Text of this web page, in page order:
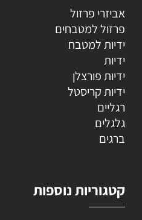
אביזרי פרזול
פרזול למטבחים
ידיות למטבח
ידיות
ידיות פורצלן
ידיות קריסטל
רגליים
גלגלים
ברגים
קטגוריות נוספות